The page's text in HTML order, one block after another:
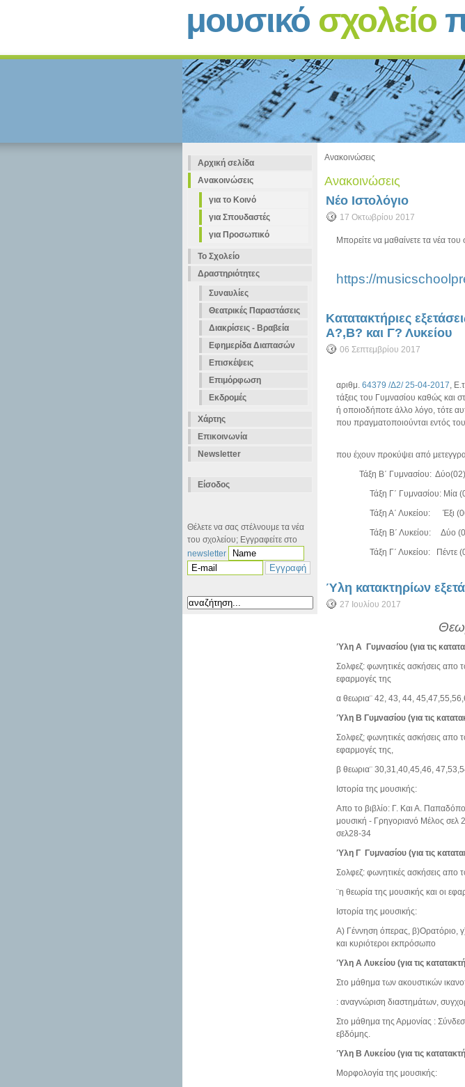
μουσικό σχολείο
Αρχική σελίδα
Ανακοινώσεις
για το Κοινό
για Σπουδαστές
για Προσωπικό
Το Σχολείο
Δραστηριότητες
Συναυλίες
Θεατρικές Παραστάσεις
Διακρίσεις - Βραβεία
Εφημερίδα Διαπασών
Επισκέψεις
Επιμόρφωση
Εκδρομές
Χάρτης
Επικοινωνία
Newsletter
Είσοδος
Θέλετε να σας στέλνουμε τα νέα
του σχολείου; Εγγραφείτε στο
newsletter
Ανακοινώσεις
Ανακοινώσεις
Νέο Ιστολόγιο
17 Οκτωβρίου 2017
Μπορείτε να μαθαίνετε τα νέα
https://
Κατατακτήριες
Α?,Β? και Γ? Λυκείου
06 Σεπτεμβρίου 2017
αριθμ.64379 /Δ2/ 25-04-2017,
τάξεις του Γυμνασίου καθώς και
ή οποιοδήποτε άλλο λόγο, τότε
που πραγματοποιούνται εντός
Οι
που έχουν προκύψει από
Τάξη Β΄ Γυμνασίου: Δύο(02)
Τάξη Γ΄ Γυμνασίου: Μία
Τάξη Α΄ Λυκείου: Έξι
Τάξη Β΄ Λυκείου: Δύο
Τάξη Γ΄ Λυκείου: Πέντε
Ύλη κατακτηρίων
27 Ιουλίου 2017
Ύλη Α Γυμνασίου (για τις
Σολφεζ: φωνητικές ασκήσεις απο
εφαρμογές της
α θεωρια¨ 42, 43, 44,
Ύλη Β Γυμνασίου(για τις
Σολφεζ; φωνητικές ασκήσεις απο
εφαρμογές της,
β θεωρια¨ 30,31,40,45,46,
Ιστορία της μουσικής:
Απο το βιβλίο: Γ. Και Α.
μουσική - Γρηγοριανό Μέλος
σελ28-34
Ύλη Γ Γυμνασίου(για τις
Σολφεζ: φωνητικές ασκήσεις απο
¨η θεωρία της μουσικής και οι
Ιστορία της μουσικής:
Α) Γέννηση όπερας, β)Ορατόριο,
και κυριότεροι εκπρόσωπο
ΎληΑ Λυκείου(για τις
Στο μάθημα των ακουστικών
: αναγνώριση διαστημάτων,
Στο μάθημα της Αρμονίας :
εβδόμης.
Ύλη Β Λυκείου(για τις
Μορφολογία της μουσικής: